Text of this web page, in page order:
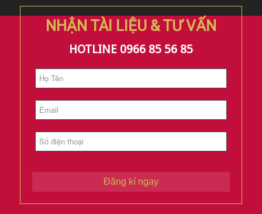
NHẬN TÀI LIỆU & TƯ VẤN
HOTLINE 0966 85 56 85
Đăng kí ngay